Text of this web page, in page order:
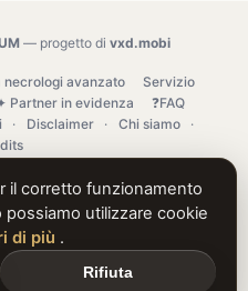
— progetto di vxd.mobi
necrologi avanzato
Servizio
Partner in evidenza
❓FAQ
· Disclaimer · Chi siamo
·
il corretto funzionamento
utilizzare cookie
di più .
Rifiuta